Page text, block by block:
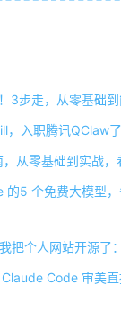
3步走，从零基础
，入职腾讯QClaw
从零基础到实战，
的5 个免费大模型
把个人网站开源了
Code 审美